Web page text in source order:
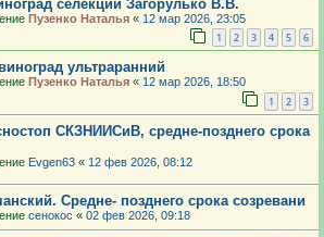
селекции Загорулько В.В.
Пузенко Наталья « 12 мар 2026, 23:05
1 2 3 4 5 6
ультраранний
Пузенко Наталья « 12 мар 2026, 18:50
1 2 3
СКЗНИИСиВ, средне-позднего срока
Evgen63 « 12 фев 2026, 08:12
Средне- позднего срока созревани
сенокос « 02 фев 2026, 09:18